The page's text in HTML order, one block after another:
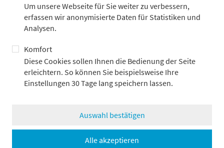
Um unsere Webseite für Sie weiter zu verbessern,
erfassen wir anonymisierte Daten für Statistiken und
Analysen.
Komfort
Diese Cookies sollen Ihnen die Bedienung der Seite
erleichtern. So können Sie beispielsweise Ihre
Einstellungen 30 Tage lang speichern lassen.
Auswahl bestätigen
Alle akzeptieren
Ausblick: Was plant die neue US-
Regierung?
Strafzölle (= inflationär)
Schwächung des US-Dollar (= inflationär)
Lockerung der Geldpolitik (= inflationär)
Das Problem: Inflation ist sehr unpopulär bei den US-Bürgern.